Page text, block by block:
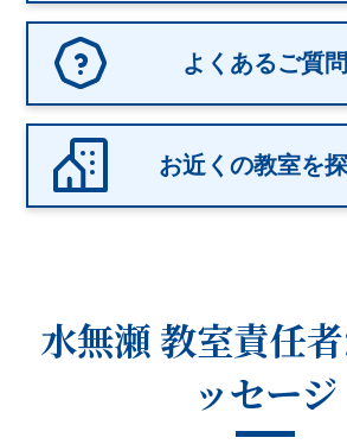
よくあるご質問
お近くの教室を
水無瀬 教室責任
ッセージ